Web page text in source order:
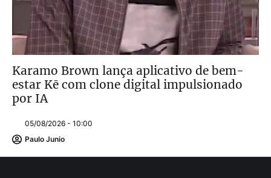
Karamo Brown lança aplicativo de bem-
estar Kē com clone digital impulsionado
por IA
05/08/2026 - 10:00
Paulo Junio